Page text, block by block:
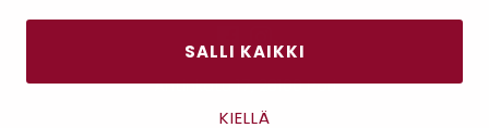
SALLI KAIKKI
KIELLÄ
Antinkatu 17, 28100 Pori